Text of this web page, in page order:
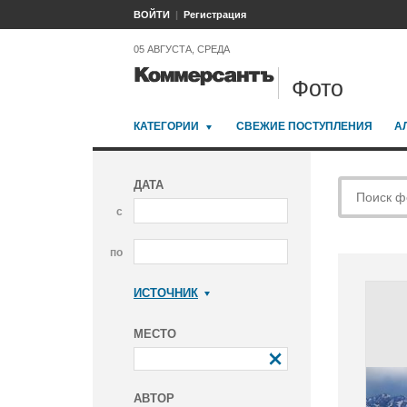
ВОЙТИ Регистрация
05 АВГУСТА, СРЕДА
Фото
КАТЕГОРИИ СВЕЖИЕ ПОСТУПЛЕНИЯ
ДАТА
с
по
ИСТОЧНИК
МЕСТО
АВТОР